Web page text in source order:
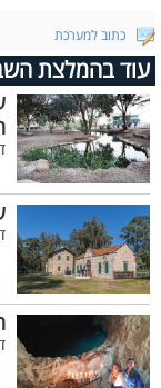
כתוב למערכת
עוד בהמלצת